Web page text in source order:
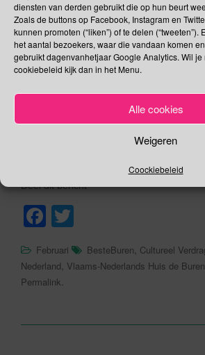
diensten van derden gebruikt die op hun beurt
Zoals de buttons op Facebook, Instagram en
kunnen promoten (“liken”) of te delen (“tweeten”).
het aantal bezoekers, waar die vandaan komen
gebruikt dagenvanhetjaar Google Analytics. Wil je
cookiebeleid kijk dan in het Menu.
Alle cookies
Weigeren
Coockiebeleid
2) Zondag 22 maart van 15.00 tot 16.30
IM:Youp van ’t Hek.
Tijdens een publiek gesprek vraagt
aan cabaretier Youp van ’t Hek hoe hij
van 13 t/m 15
Deel dit bericht
F
c
e
o
tt
Februari BesteBuren, Cultureel
Nederland, Vlaams-Nederlands Huis de Buren
Permalink.